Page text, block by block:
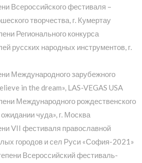
Всероссийского фестиваля –
творчества, г. Кумертау
Регионального конкурса
русских народных инструментов, г.
Международного зарубежного
in the dream», LAS-VEGAS USA
Международного рождественского
чуда», г. Москва
VII фестиваля православной
городов и сел Руси «София-2021»
Всероссийский фестиваль-